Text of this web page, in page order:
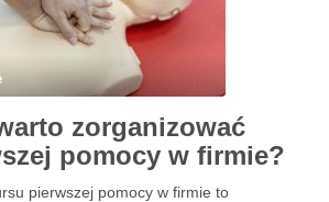
zorganizować
pomocy w firmie?
pierwszej pomocy w firmie to